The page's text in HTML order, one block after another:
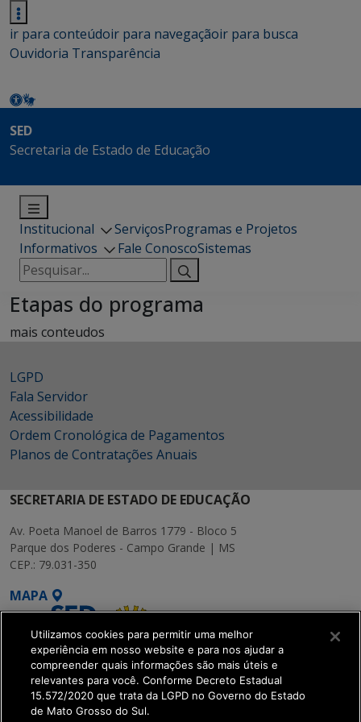
ir para conteúdoir para navegaçãoir para busca
Ouvidoria Transparência
SED
Secretaria de Estado de Educação
Institucional ServiçosProgramas e Projetos
Informativos
Fale ConoscoSistemas
Pesquisar
por:
Etapas do programa
mais conteudos
LGPD
Fala Servidor
Acessibilidade
Ordem Cronológica de Pagamentos
Planos de Contratações Anuais
SECRETARIA DE ESTADO DE EDUCAÇÃO
Av. Poeta Manoel de Barros 1779 - Bloco 5
Parque dos Poderes - Campo Grande | MS
CEP.: 79.031-350
MAPA
SETDIG | Secretaria-
Utilizamos cookies para permitir uma melhor
experiência em nosso website e para nos ajudar a
compreender quais informações são mais úteis e
relevantes para você. Conforme Decreto Estadual
15.572/2020 que trata da LGPD no Governo do Estado
de Mato Grosso do Sul.